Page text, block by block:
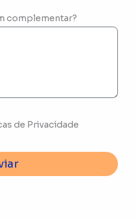
complementar?
de Privacidade